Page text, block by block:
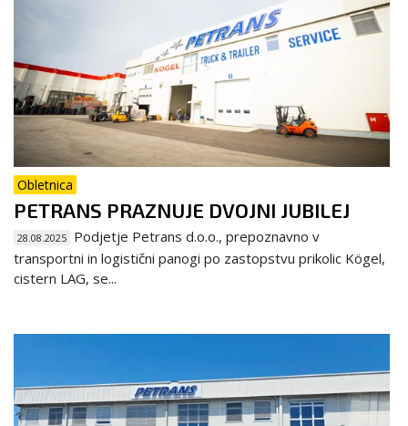
Obletnica
PETRANS PRAZNUJE DVOJNI JUBILEJ
28.08.2025 Podjetje Petrans d.o.o., prepoznavno v
transportni in logistični panogi po zastopstvu prikolic Kögel,
cistern LAG, se...